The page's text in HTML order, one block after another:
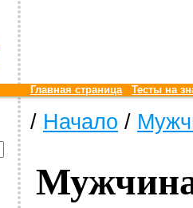
Главная страница Тесты на
/ Начало /